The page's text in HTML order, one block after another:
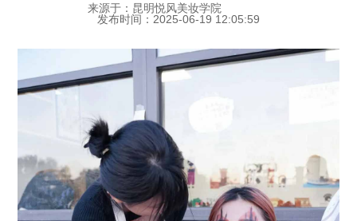
来源于：昆明悦风美妆学院
发布时间：2025-06-19 12:05:59